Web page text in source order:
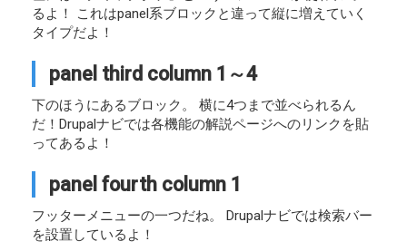
るよ！ これはpanel系ブロックと違って縦に増えていく
タイプだよ！
panel third column 1～4
下のほうにあるブロック。 横に4つまで並べられるん
だ！Drupalナビでは各機能の解説ページへのリンクを貼
ってあるよ！
panel fourth column 1
フッターメニューの一つだね。 Drupalナビでは検索バー
を設置しているよ！